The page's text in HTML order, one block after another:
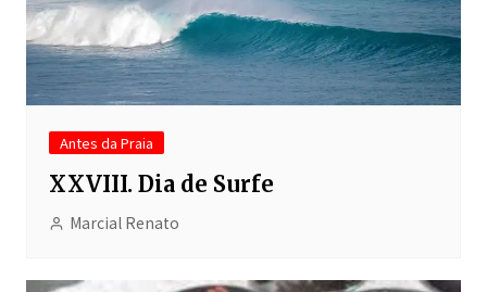
Antes da Praia
XXVIII. Dia de Surfe
Marcial Renato